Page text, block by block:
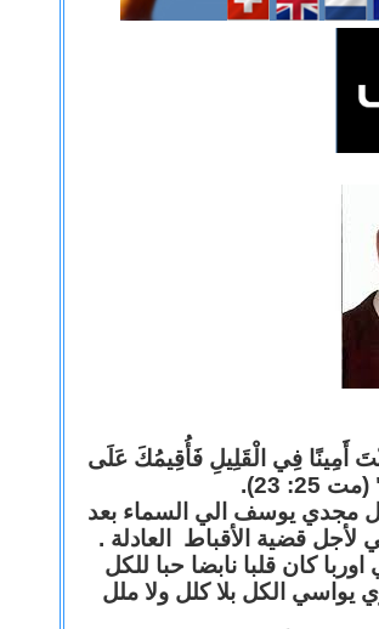
أَمِينًا فِي الْقَلِيلِ فَأُقِيمُكَ عَلَى
23).
مجدي يوسف الي السماء بعد
قضية الأقباط العادلة .
كان قلبا نابضا حبا للكل
يواسي الكل بلا كلل ولا ملل